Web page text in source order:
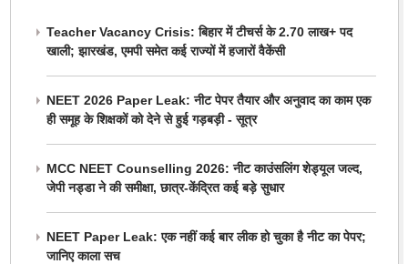
Teacher Vacancy Crisis: बिहार में टीचर्स के 2.70 लाख+ पद
खाली; झारखंड, एमपी समेत कई राज्यों में हजारों वैकेंसी
NEET 2026 Paper Leak: नीट पेपर तैयार और अनुवाद का काम एक
ही समूह के शिक्षकों को देने से हुई गड़बड़ी - सूत्र
MCC NEET Counselling 2026: नीट काउंसलिंग शेड्यूल जल्द,
जेपी नड्डा ने की समीक्षा, छात्र-केंद्रित कई बड़े सुधार
NEET Paper Leak: एक नहीं कई बार लीक हो चुका है नीट का पेपर;
जानिए काला सच